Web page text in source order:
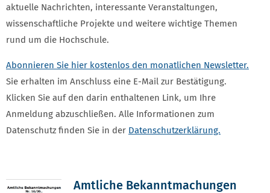
aktuelle Nachrichten, interessante Veranstaltungen,
wissenschaftliche Projekte und weitere wichtige Themen
rund um die Hochschule.
Abonnieren Sie hier kostenlos den monatlichen Newsletter.
Sie erhalten im Anschluss eine E-Mail zur Bestätigung.
Klicken Sie auf den darin enthaltenen Link, um Ihre
Anmeldung abzuschließen. Alle Informationen zum
Datenschutz finden Sie in der Datenschutzerklärung.
Amtliche Bekanntmachungen